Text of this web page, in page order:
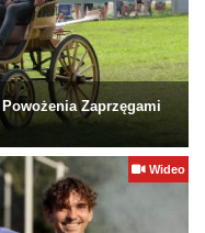
Zaprzęgami
Wideo